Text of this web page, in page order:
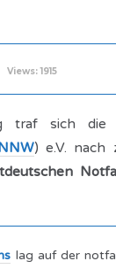
Views: 1915
traf sich die
) e.V. nach
lag auf der